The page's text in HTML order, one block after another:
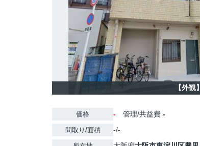
【外観】
価格 - 管理/共益費 -
間取り/面積 -/-